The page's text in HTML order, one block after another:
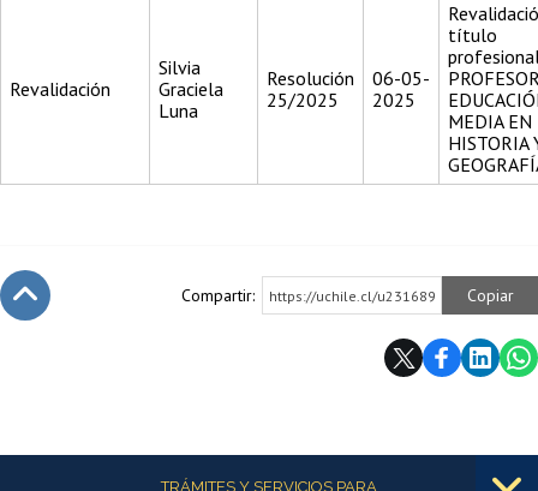
Revalidación
Silvia
Graciela
Luna
Resolución
25/2025
06-05-
2025
título
MEDIA EN
HISTORIA
Compartir: https://uchile.cl/u231689 Copiar
Más informaciónTRÁMITES Y SERVICIOS PARA